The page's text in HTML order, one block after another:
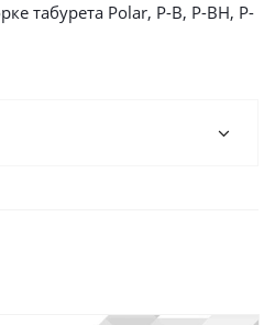
табурета Polar, Р-В, Р-ВН, Р-